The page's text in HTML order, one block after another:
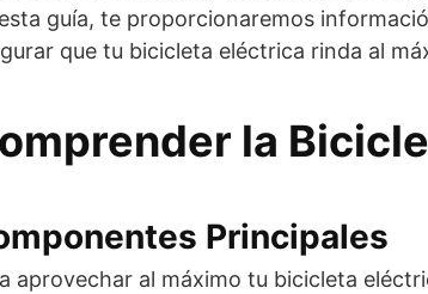
guía, te proporcionaremos
que tu bicicleta eléctrica rinda al
la
Principales
aprovechar al máximo tu bicicleta